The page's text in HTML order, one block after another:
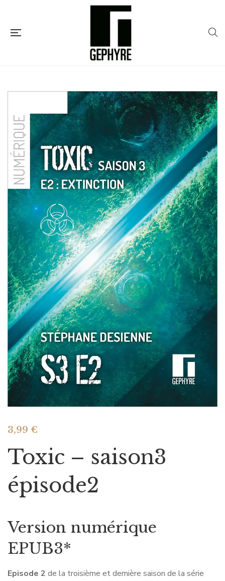
3,99 €
Toxic – saison3
épisode2
Version numérique
EPUB3*
Episode 2 de la troisième et dernière saison de la série